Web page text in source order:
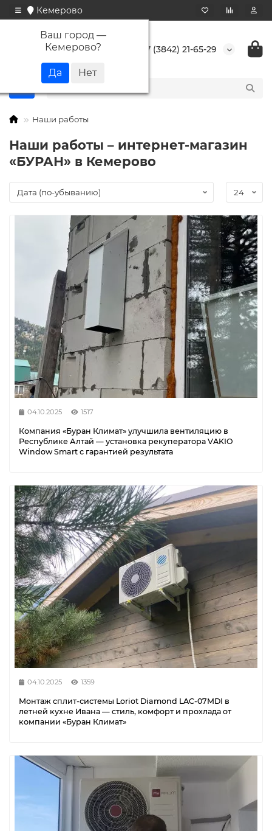
Кемерово
Ваш город —
Кемерово? +7 (3842) 21-65-29
Наши работы
Наши работы – интернет-магазин
«БУРАН» в Кемерово
04.10.2025 1517
Компания «Буран Климат» улучшила вентиляцию в
Республике Алтай — установка рекуператора VAKIO
Window Smart с гарантией результата
04.10.2025 1359
Монтаж сплит-системы Loriot Diamond LAC-07MDI в
летней кухне Ивана — стиль, комфорт и прохлада от
компании «Буран Климат»